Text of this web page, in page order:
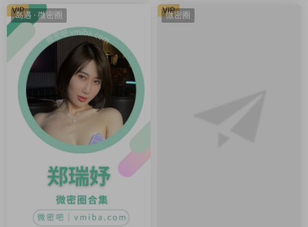
岛遇 · 微密圈
VIP 微密圈
VIP